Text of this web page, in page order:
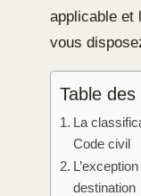
applicable et
vous
Table
La
Code civil
destination